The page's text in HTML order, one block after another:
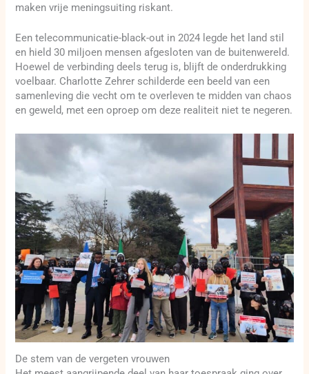
maken vrije meningsuiting riskant.
Een telecommunicatie-black-out in 2024 legde het land stil
en hield 30 miljoen mensen afgesloten van de buitenwereld.
Hoewel de verbinding deels terug is, blijft de onderdrukking
voelbaar. Charlotte Zehrer schilderde een beeld van een
samenleving die vecht om te overleven te midden van chaos
en geweld, met een oproep om deze realiteit niet te negeren.
De stem van de vergeten vrouwen